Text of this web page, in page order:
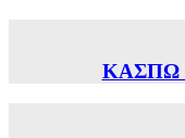
ΚΑΣΠΩ